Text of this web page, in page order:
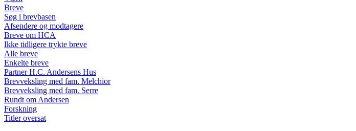
Breve
Søg i brevbasen
Afsendere og modtagere
Breve om HCA
Ikke tidligere trykte breve
Alle breve
Enkelte breve
Partner H.C. Andersens Hus
Brevveksling med fam. Melchior
Brevveksling med fam. Serre
Rundt om Andersen
Forskning
Titler oversat